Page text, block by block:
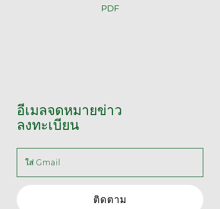
PDF
อีเมลจดหมายข่าว
ลงทะเบียน